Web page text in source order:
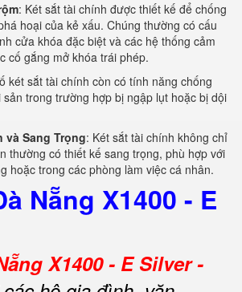
: Két sắt tài chính được thiết kế để chống
hoại của kẻ xấu. Chúng thường có cấu
cửa khóa đặc biệt và các hệ thống cảm
cố gắng mở khóa trái phép.
két sắt tài chính còn có tính năng chống
trong trường hợp bị ngập lụt hoặc bị dội
và Sang Trọng: Két sắt tài chính không chỉ
thường có thiết kế sang trọng, phù hợp với
hoặc trong các phòng làm việc cá nhân.
Nẵng X1400 - E
X1400 - E Silver -